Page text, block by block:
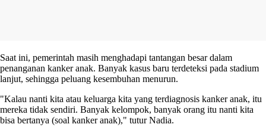
Saat ini, pemerintah masih menghadapi tantangan besar dalam
penanganan kanker anak. Banyak kasus baru terdeteksi pada stadium
lanjut, sehingga peluang kesembuhan menurun.
"Kalau nanti kita atau keluarga kita yang terdiagnosis kanker anak, itu
mereka tidak sendiri. Banyak kelompok, banyak orang itu nanti kita
bisa bertanya (soal kanker anak)," tutur Nadia.